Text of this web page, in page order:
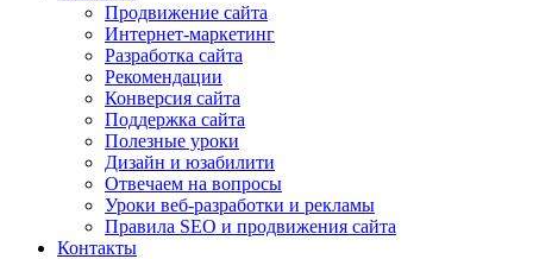
Продвижение сайта
Интернет-маркетинг
Разработка сайта
Рекомендации
Конверсия сайта
Поддержка сайта
Полезные уроки
Дизайн и юзабилити
Отвечаем на вопросы
Уроки веб-разработки и рекламы
Правила SEO и продвижения сайта
Контакты